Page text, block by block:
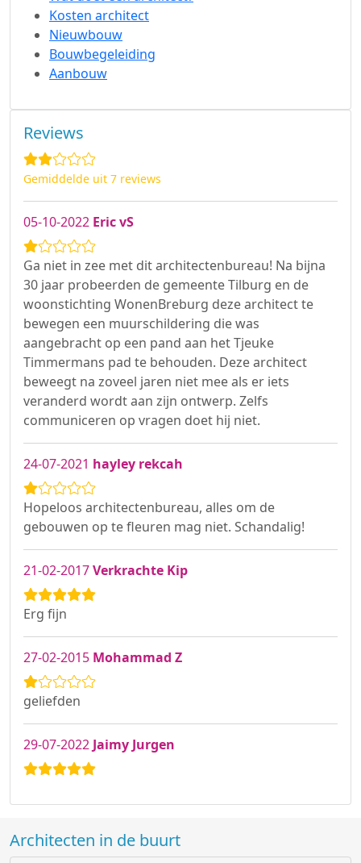
Kosten architect
Nieuwbouw
Bouwbegeleiding
Aanbouw
Reviews
Gemiddelde uit 7 reviews
05-10-2022 Eric vS
Ga niet in zee met dit architectenbureau! Na bijna
30 jaar probeerden de gemeente Tilburg en de
woonstichting WonenBreburg deze architect te
bewegen een muurschildering die was
aangebracht op een pand aan het Tjeuke
Timmermans pad te behouden. Deze architect
beweegt na zoveel jaren niet mee als er iets
veranderd wordt aan zijn ontwerp. Zelfs
communiceren op vragen doet hij niet.
24-07-2021 hayley rekcah
Hopeloos architectenbureau, alles om de
gebouwen op te fleuren mag niet. Schandalig!
21-02-2017Verkrachte Kip
Erg fijn
27-02-2015 Mohammad Z
geliefden
29-07-2022 Jaimy Jurgen
Architecten in de buurt